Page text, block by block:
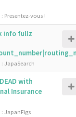
Presentez-vous !
info fullz
JapaSearch
with
Insurance
JapanFigs